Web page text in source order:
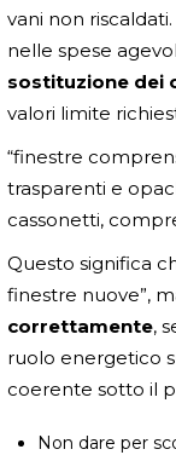
vani non
nelle spese
sostituzione dei
valori limite
“finestre
trasparenti e
cassonetti,
Questo significa
finestre nuove”,
correttamente,
ruolo energetico
coerente sotto il
Non dare per